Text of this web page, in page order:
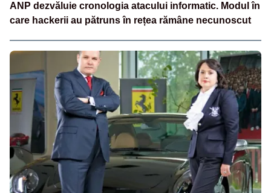
ANP dezvăluie cronologia atacului informatic. Modul în
care hackerii au pătruns în rețea rămâne necunoscut